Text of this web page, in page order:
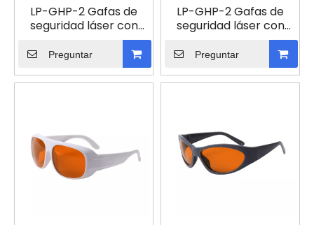
LP-GHP-2 Gafas de
seguridad láser con
Preguntar
LP-GHP-2 Gafas de
seguridad láser con
Preguntar